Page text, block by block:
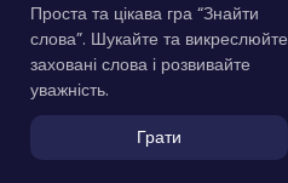
Проста та цікава гра “Знайти
слова”. Шукайте та викреслюйте
заховані слова і розвивайте
уважність.
Грати